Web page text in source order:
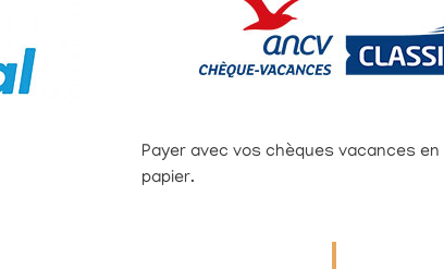
Payer avec vos chèques vacances en
papier.